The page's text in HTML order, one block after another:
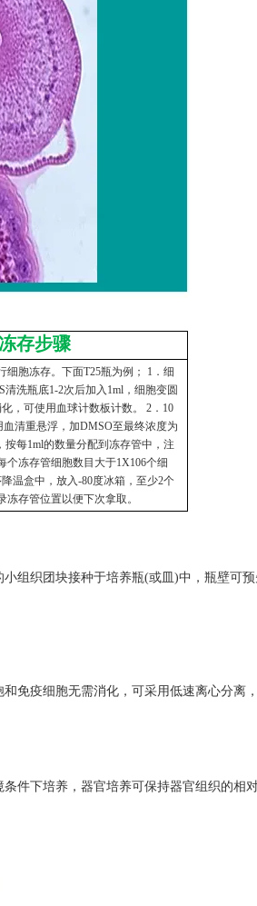
存步骤
细胞冻存。下面T25瓶为例； 1．细
洗瓶底1-2次后加入1ml，细胞变圆
，可使用血球计数板计数。 2．10
清重悬浮，加DMSO至最终浓度为
按每1ml的数量分配到冻存管中，注
个冻存管细胞数目大于1X106个细
温盒中，放入-80度冰箱，至少2个
存管位置以便下次拿取。
组织团块接种于培养瓶(或皿)中，瓶壁可
免疫细胞无需消化，可采用低速离心分离
下培养，器官培养可保持器官组织的相对